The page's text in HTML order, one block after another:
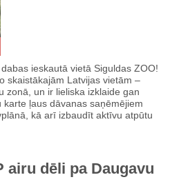
ieskautā vietā Siguldas ZOO!
skaistākajām Latvijas vietām –
zonā, un ir lieliska izklaide gan
ļaus dāvanas saņēmējiem
kā arī izbaudīt aktīvu atpūtu
airu dēli pa Daugavu